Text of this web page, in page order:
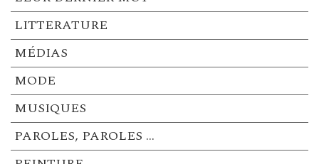
LITTERATURE
MÉDIAS
MODE
MUSIQUES
PAROLES, PAROLES …